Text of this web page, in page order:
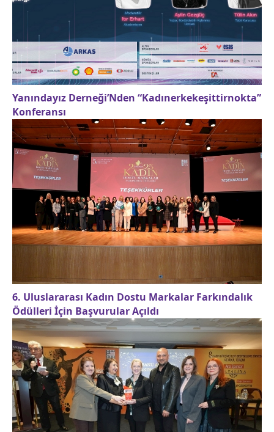
Yanındayız Derneği’Nden “Kadınerkekeşittirnokta”
Konferansı
6. Uluslararası Kadın Dostu Markalar Farkındalık
Ödülleri İçin Başvurular Açıldı